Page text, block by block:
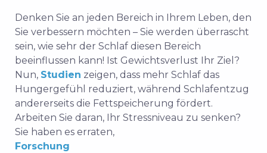
Denken Sie an jeden Bereich in Ihrem Leben, den
Sie verbessern möchten – Sie werden überrascht
sein, wie sehr der Schlaf diesen Bereich
beeinflussen kann! Ist Gewichtsverlust Ihr Ziel?
Nun, Studien zeigen, dass mehr Schlaf das
Hungergefühl reduziert, während Schlafentzug
andererseits die Fettspeicherung fördert.
Arbeiten Sie daran, Ihr Stressniveau zu senken?
Sie haben es erraten,
Forschung